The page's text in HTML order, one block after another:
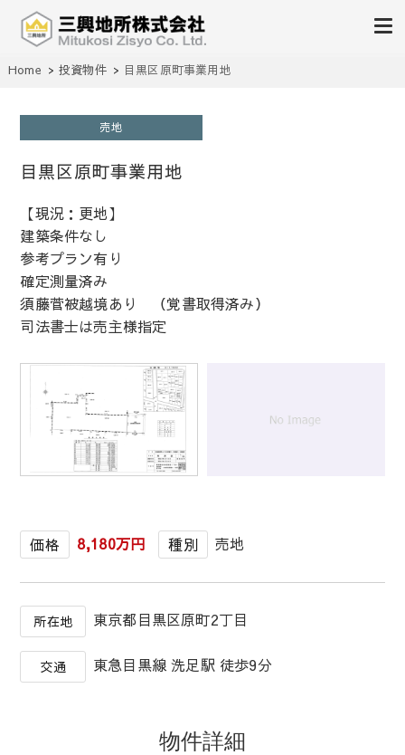
三興地所株式会社
不動産の売買、賃貸、仲介、管理
Home 投資物件 目黒区原町事業用地
売地
目黒区原町事業用地
【現況：更地】
建築条件なし
参考プラン有り
確定測量済み
須藤菅被越境あり （覚書取得済み）
司法書士は売主様指定
1/
価格 8,180万円 種別 売地
所在地 東京都目黒区原町2丁目
交通 東急目黒線 洗足駅 徒歩9分
物件詳細